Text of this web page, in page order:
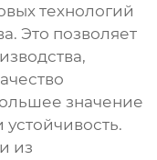
технологий
Это позволяет
значение
из